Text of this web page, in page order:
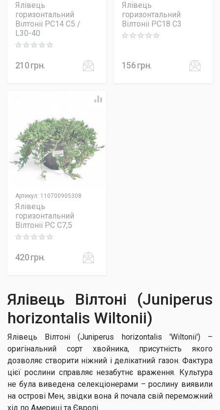
Ялівець
горизонтальний
Вілтоніі PC14 C5 /
L30-40
Rating: 0 out of 5
210грн.
Ялівець
горизонтальний
Вілтоніі PC18 C3
Rating: 0 out of 5
156грн.
Артикул: 110700905308
Ялівець
горизонтальний
Вілтоніі PC C7,5
Rating: 0 out of 5
420грн.
Ялівець Вілтоні (Juniperus
horizontalis Wiltonii)
Ялівець Вілтоні (Juniperus horizontalis 'Wiltonii') –
оригінальний сорт хвойника, присутність якого
дозволяє створити ніжний і делікатний газон. Фактура
цієї рослини справляє незабутнє враження. Культура
не була виведена селекціонерами – рослину виявили
на острові Мен, звідки вона й почала свій переможний
хід по Америці та Європі.